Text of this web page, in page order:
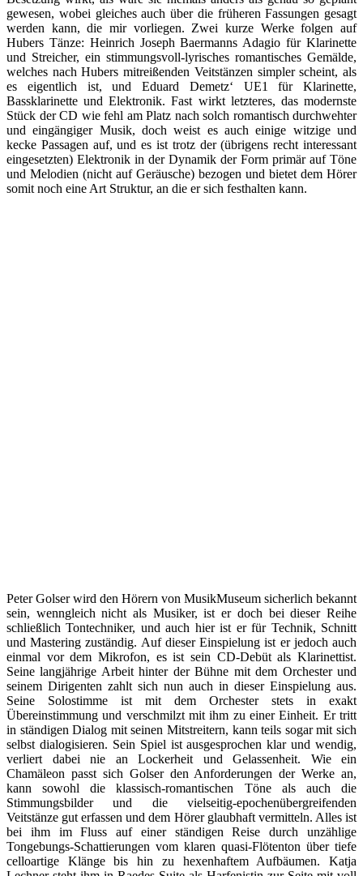
gewesen, wobei gleiches auch über die früheren Fassungen gesagt
werden kann, die mir vorliegen. Zwei kurze Werke folgen auf
Hubers Tänze: Heinrich Joseph Baermanns Adagio für Klarinette
und Streicher, ein stimmungsvoll-lyrisches romantisches Gemälde,
welches nach Hubers mitreißenden Veitstänzen simpler scheint, als
es eigentlich ist, und Eduard Demetz‘ UE1 für Klarinette,
Bassklarinette und Elektronik. Fast wirkt letzteres, das modernste
Stück der CD wie fehl am Platz nach solch romantisch durchwehter
und eingängiger Musik, doch weist es auch einige witzige und
kecke Passagen auf, und es ist trotz der (übrigens recht interessant
eingesetzten) Elektronik in der Dynamik der Form primär auf Töne
und Melodien (nicht auf Geräusche) bezogen und bietet dem Hörer
somit noch eine Art Struktur, an die er sich festhalten kann.
Peter Golser wird den Hörern von MusikMuseum sicherlich bekannt
sein, wenngleich nicht als Musiker, ist er doch bei dieser Reihe
schließlich Tontechniker, und auch hier ist er für Technik, Schnitt
und Mastering zuständig. Auf dieser Einspielung ist er jedoch auch
einmal vor dem Mikrofon, es ist sein CD-Debüt als Klarinettist.
Seine langjährige Arbeit hinter der Bühne mit dem Orchester und
seinem Dirigenten zahlt sich nun auch in dieser Einspielung aus.
Seine Solostimme ist mit dem Orchester stets in exakt
Übereinstimmung und verschmilzt mit ihm zu einer Einheit. Er tritt
in ständigen Dialog mit seinen Mitstreitern, kann teils sogar mit sich
selbst dialogisieren. Sein Spiel ist ausgesprochen klar und wendig,
verliert dabei nie an Lockerheit und Gelassenheit. Wie ein
Chamäleon passt sich Golser den Anforderungen der Werke an,
kann sowohl die klassisch-romantischen Töne als auch die
Stimmungsbilder und die vielseitig-epochenübergreifenden
Veitstänze gut erfassen und dem Hörer glaubhaft vermitteln. Alles ist
bei ihm im Fluss auf einer ständigen Reise durch unzählige
Tongebungs-Schattierungen vom klaren quasi-Flötenton über tiefe
celloartige Klänge bis hin zu hexenhaftem Aufbäumen. Katja